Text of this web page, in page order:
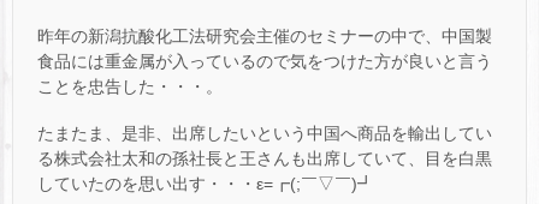
昨年の新潟抗酸化工法研究会主催のセミナーの中で、中国製
食品には重金属が入っているので気をつけた方が良いと言う
ことを忠告した・・・。
たまたま、是非、出席したいという中国へ商品を輸出してい
る株式会社太和の孫社長と王さんも出席していて、目を白黒
していたのを思い出す・・・ε=┏(;￣▽￣)┛